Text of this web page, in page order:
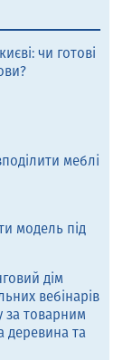
чи готові
меблі
модель під
дім
вебінарів
за товарним
деревина та